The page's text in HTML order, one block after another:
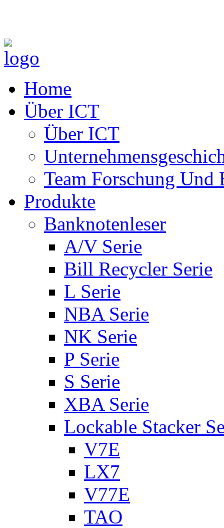
Home
Über ICT
Über ICT
Team Forschung
Produkte
Banknotenleser
A/V Serie
Bill Recycler Serie
L Serie
NBA Serie
NK Serie
P Serie
S Serie
XBA Serie
Lockable Stacker
V7E
LX7
V77E
TAO